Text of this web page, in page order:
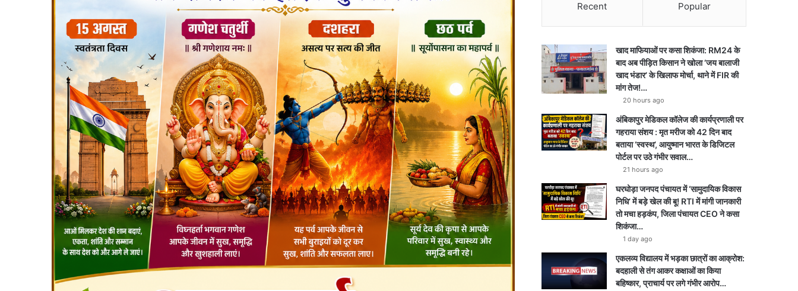
Recent Popular
खाद माफियाओं पर कसा शिकंजा: RM24 के
बाद अब पीड़ित किसान ने खोला ‘जय बालाजी
खाद भंडार’ के खिलाफ मोर्चा, थाने में FIR की
मांग तेज!…
20 hours ago
अंबिकापुर मेडिकल कॉलेज की कार्यप्रणाली पर
गहराया संशय : मृत मरीज को 42 दिन बाद
बताया ‘स्वस्थ’, आयुष्मान भारत के डिजिटल
पोर्टल पर उठे गंभीर सवाल…
21 hours ago
घरघोड़ा जनपद पंचायत में ‘सामुदायिक विकास
निधि’ में बड़े खेल की बू! RTI में मांगी जानकारी
तो मचा हड़कंप, जिला पंचायत CEO ने कसा
शिकंजा…
1 day ago
एकलव्य विद्यालय में भड़का छात्रों का आक्रोश:
बदहाली से तंग आकर कक्षाओं का किया
बहिष्कार, प्राचार्य पर लगे गंभीर आरोप…